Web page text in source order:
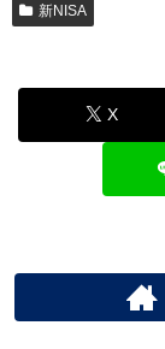
新NISA
X